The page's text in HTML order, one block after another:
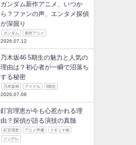
ガンダム新作アニメ、いつか
ら？ファンの声、エンタメ探偵
が深掘り
ガンダム 新作アニメ
2026.07.12
乃木坂46 5期生の魅力と人気の
理由は？初心者が一瞬で沼落ち
する秘密
乃木坂46 アイドル 5期生
2026.07.08
釘宮理恵が今も心惹かれる理
由？探偵が語る演技の真髄
釘宮理恵 アニメ声優 クギミヤ病
ツンデレ